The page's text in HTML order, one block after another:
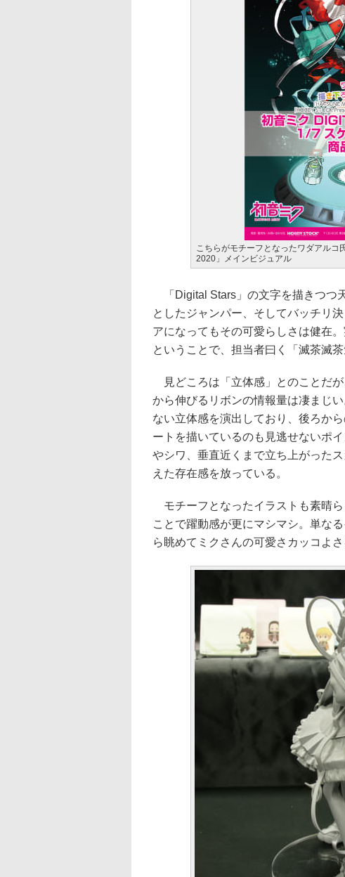
こちらがモチーフとなったワダアルコ
2020」メインビジュアル
「Digital Stars」の文字を描きつつ
としたジャンパー、そしてバッチリ
アになってもその可愛らしさは健在
ということで、担当者曰く「滅茶滅
見どころは「立体感」とのことだ
から伸びるリボンの情報量は凄まじ
ない立体感を演出しており、後ろか
ートを描いているのも見逃せないポ
やシワ、垂直近くまで立ち上がった
えた存在感を放っている。
モチーフとなったイラストも素晴
ことで躍動感が更にマシマシ。単な
ら眺めてミクさんの可愛さカッコよ